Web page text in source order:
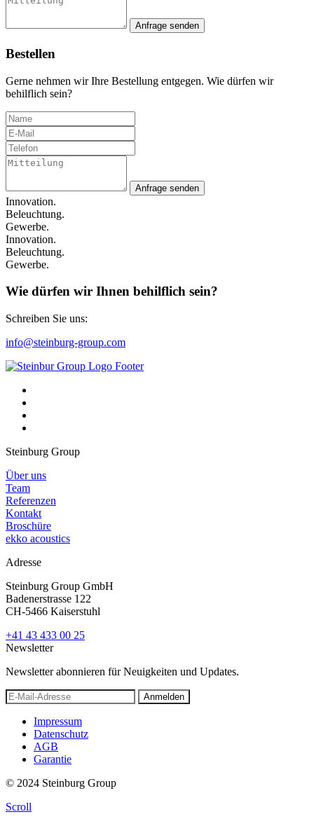
Anfrage senden
Bestellen
Gerne nehmen wir Ihre Bestellung entgegen. Wie dürfen wir
behilflich sein?
Anfrage senden
Innovation.
Beleuchtung.
Gewerbe.
Innovation.
Beleuchtung.
Gewerbe.
Wie dürfen wir Ihnen behilflich sein?
Schreiben Sie uns:
info@steinburg-group.com
Steinburg Group
Über uns
Team
Referenzen
Kontakt
Broschüre
ekko acoustics
Adresse
Steinburg Group GmbH
Badenerstrasse 122
CH-5466 Kaiserstuhl
+41 43 433 00 25
Newsletter
Newsletter abonnieren für Neuigkeiten und Updates.
Anmelden
Impressum
Datenschutz
AGB
Garantie
© 2024 Steinburg Group
Scroll